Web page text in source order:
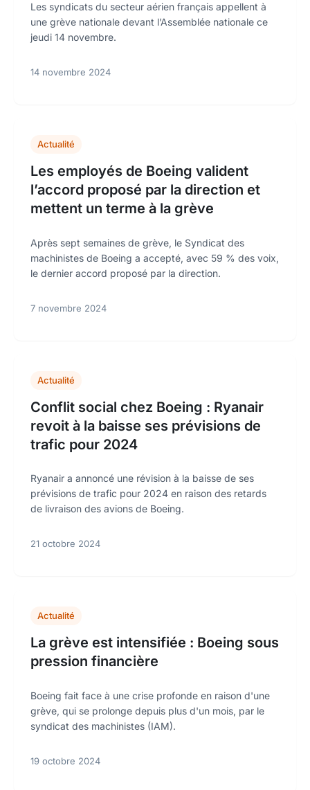
Les syndicats du secteur aérien français appellent à
une grève nationale devant l’Assemblée nationale ce
jeudi 14 novembre.
14 novembre 2024
Actualité
Les employés de Boeing valident
l’accord proposé par la direction et
mettent un terme à la grève
Après sept semaines de grève, le Syndicat des
machinistes de Boeing a accepté, avec 59 % des voix,
le dernier accord proposé par la direction.
7 novembre 2024
Actualité
Conflit social chez Boeing : Ryanair
revoit à la baisse ses prévisions de
trafic pour 2024
Ryanair a annoncé une révision à la baisse de ses
prévisions de trafic pour 2024 en raison des retards
de livraison des avions de Boeing.
21 octobre 2024
Actualité
La grève est intensifiée : Boeing sous
pression financière
Boeing fait face à une crise profonde en raison d'une
grève, qui se prolonge depuis plus d'un mois, par le
syndicat des machinistes (IAM).
19 octobre 2024